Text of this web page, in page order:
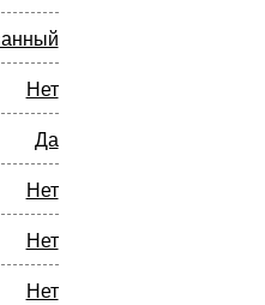
Нет
Да
Нет
Нет
Нет